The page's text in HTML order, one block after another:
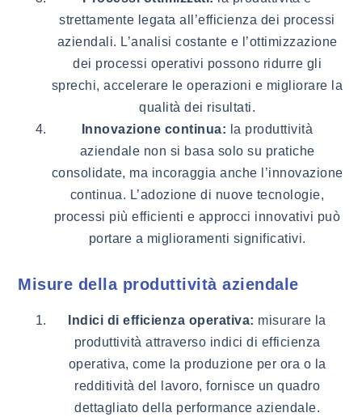
strettamente legata all’efficienza dei processi
aziendali. L’analisi costante e l’ottimizzazione
dei processi operativi possono ridurre gli
sprechi, accelerare le operazioni e migliorare la
qualità dei risultati.
Innovazione continua: la produttività
aziendale non si basa solo su pratiche
consolidate, ma incoraggia anche l’innovazione
continua. L’adozione di nuove tecnologie,
processi più efficienti e approcci innovativi può
portare a miglioramenti significativi.
Misure della produttività aziendale
Indici di efficienza operativa: misurare la
produttività attraverso indici di efficienza
operativa, come la produzione per ora o la
redditività del lavoro, fornisce un quadro
dettagliato della performance aziendale.